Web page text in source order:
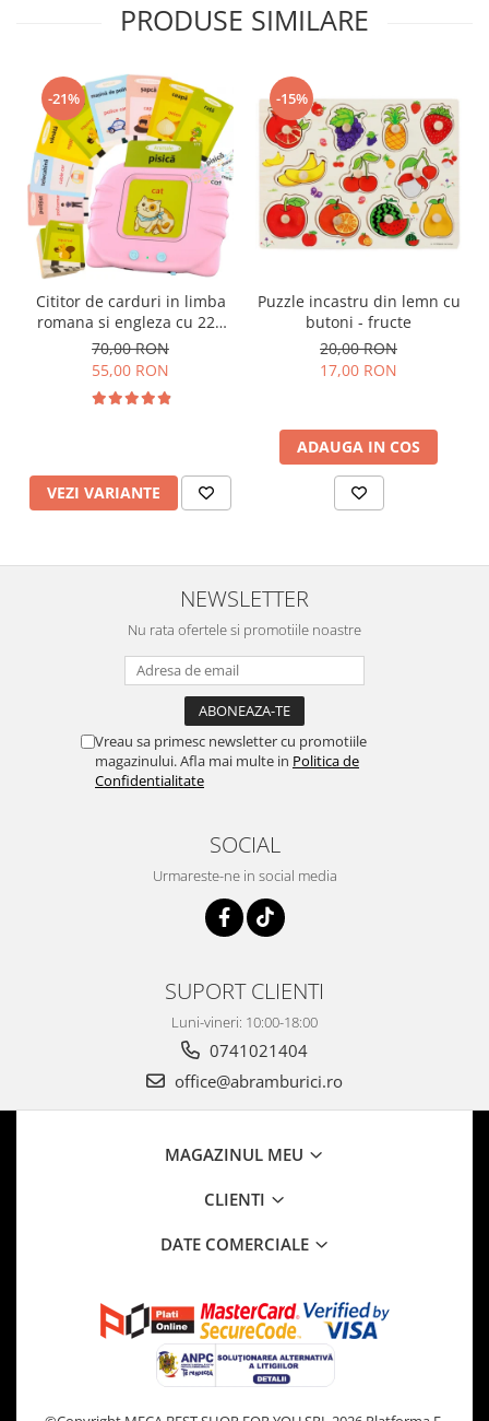
PRODUSE SIMILARE
-21%
Cititor de carduri in limba
romana si engleza cu 224
de imagini si sunete,
incarcare USB
70,00 RON
55,00 RON
VEZI VARIANTE
-15%
Puzzle incastru din lemn cu
butoni - fructe
20,00 RON
17,00 RON
ADAUGA IN COS
NEWSLETTER
Nu rata ofertele si promotiile noastre
Vreau sa primesc newsletter cu promotiile
magazinului. Afla mai multe in Politica de
Confidentialitate
SOCIAL
Urmareste-ne in social media
SUPORT CLIENTI
Luni-vineri: 10:00-18:00
0741021404
office@abramburici.ro
MAGAZINUL MEU
CLIENTI
DATE COMERCIALE